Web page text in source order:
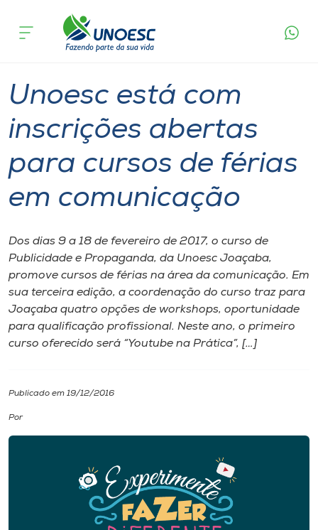
Cursos
Pesquisa
Atendimento ao Estudante
Portal de Ensino
A
Internacionalização
I.nova
Diplomados
Cultura
acontece
Unoesc está com
inscrições abertas
para cursos de férias
em comunicação
Dos dias 9 a 18 de fevereiro de 2017, o curso de
Publicidade e Propaganda, da Unoesc Joaçaba,
promove cursos de férias na área da comunicação. Em
sua terceira edição, a coordenação do curso traz para
Joaçaba quatro opções de workshops, oportunidade
para qualificação profissional. Neste ano, o primeiro
curso oferecido será “Youtube na Prática”, […]
Publicado em 19/12/2016
Por